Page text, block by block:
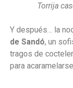
Torrija
Y después… la
de Sandó, un
tragos de
para